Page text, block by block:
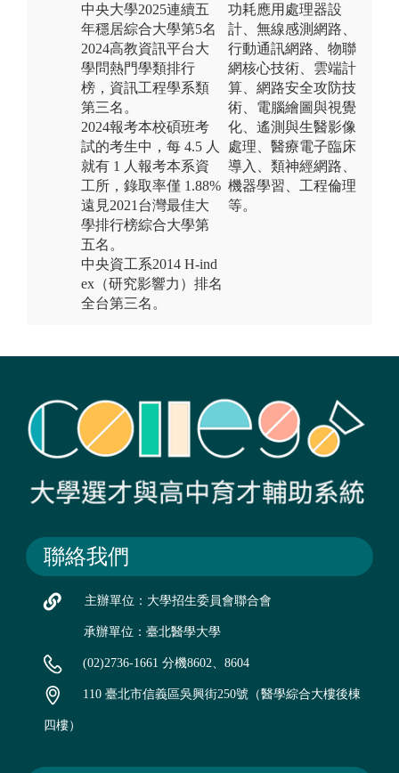
中央大學2025連續五
年穩居綜合大學第5名
2024高教資訊平台大
學問熱門學類排行
榜，資訊工程學系類
第三名。
2024報考本校碩班考
試的考生中，每 4.5 人
就有 1 人報考本系資
工所，錄取率僅 1.88%
遠見2021台灣最佳大
學排行榜綜合大學第
五名。
中央資工系2014 H-ind
ex（研究影響力）排名
全台第三名。
功耗應用處理器設
計、無線感測網路、
行動通訊網路、物聯
網核心技術、雲端計
算、網路安全攻防技
術、電腦繪圖與視覺
化、遙測與生醫影像
處理、醫療電子臨床
導入、類神經網路、
機器學習、工程倫理
等。
聯絡我們
主辦單位：大學招生委員會聯合會
承辦單位：臺北醫學大學
(02)2736-1661 分機8602、8604
110 臺北市信義區吳興街250號（醫學綜合大樓後棟
四樓）